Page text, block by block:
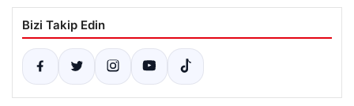
Bizi Takip Edin